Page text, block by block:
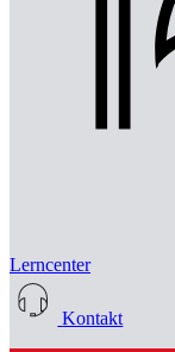
Lerncenter
Kontakt